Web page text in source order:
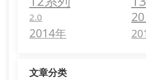
2.0
2014年
文章分类